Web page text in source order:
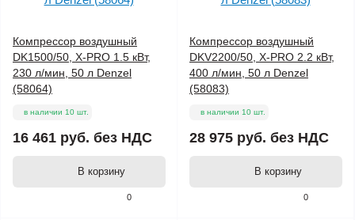
0
Компрессор воздушный
DK1500/50, Х-PRO 1.5 кВт,
230 л/мин, 50 л Denzel
(58064)
в наличии 10 шт.
16 461 руб. без НДС
В корзину
0
Компрессор воздушный
DKV2200/50, Х-PRO 2.2 кВт,
400 л/мин, 50 л Denzel
(58083)
в наличии 10 шт.
28 975 руб. без НДС
В корзину